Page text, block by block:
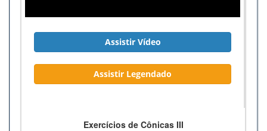
Assistir Vídeo
Assistir Legendado
Exercícios de Cônicas III